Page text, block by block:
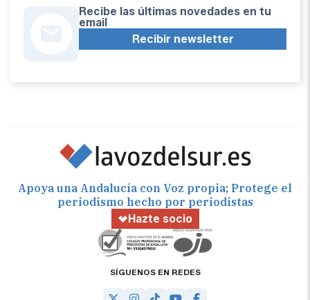
Recibe las últimas novedades en tu
email
Recibir newsletter
Apoya una Andalucía con Voz propia; Protege el
periodismo hecho por periodistas
Hazte socio
SÍGUENOS EN REDES